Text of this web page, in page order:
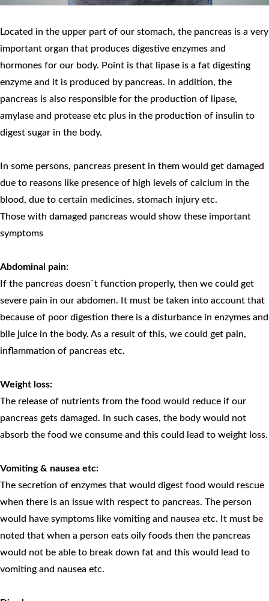
Located in the upper part of our stomach, the pancreas is a very
important organ that produces digestive enzymes and
hormones for our body. Point is that lipase is a fat digesting
enzyme and it is produced by pancreas. In addition, the
pancreas is also responsible for the production of lipase,
amylase and protease etc plus in the production of insulin to
digest sugar in the body.
In some persons, pancreas present in them would get damaged
due to reasons like presence of high levels of calcium in the
blood, due to certain medicines, stomach injury etc.
Those with damaged pancreas would show these important
symptoms
Abdominal pain:
If the pancreas doesn`t function properly, then we could get
severe pain in our abdomen. It must be taken into account that
because of poor digestion there is a disturbance in enzymes and
bile juice in the body. As a result of this, we could get pain,
inflammation of pancreas etc.
Weight loss:
The release of nutrients from the food would reduce if our
pancreas gets damaged. In such cases, the body would not
absorb the food we consume and this could lead to weight loss.
Vomiting & nausea etc:
The secretion of enzymes that would digest food would rescue
when there is an issue with respect to pancreas. The person
would have symptoms like vomiting and nausea etc. It must be
noted that when a person eats oily foods then the pancreas
would not be able to break down fat and this would lead to
vomiting and nausea etc.